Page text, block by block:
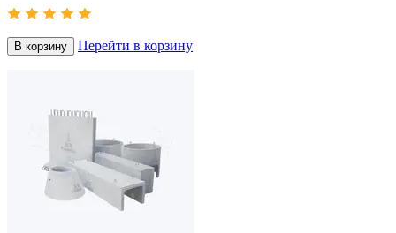
В корзину Перейти в корзину